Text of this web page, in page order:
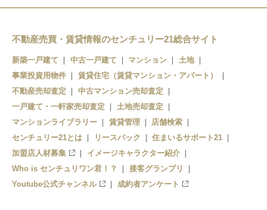
西鉄銀水
大牟田
不動産売買・賃貸情報のセンチュリー21総合サイト
新築一戸建て 中古一戸建て マンション
土地
事業投資用物件
賃貸住宅（賃貸マンション・アパート）
不動産売却査定
中古マンション売却査定
一戸建て・一軒家売却査定
土地売却査定
マンションライブラリー
賃貸管理
店舗検索
センチュリー21とは
リースバック
住まいるサポート21
加盟店人材募集
イメージキャラクター紹介
Who is センチュリワン君！？
接客グランプリ
Youtube公式チャンネル
成約者アンケート